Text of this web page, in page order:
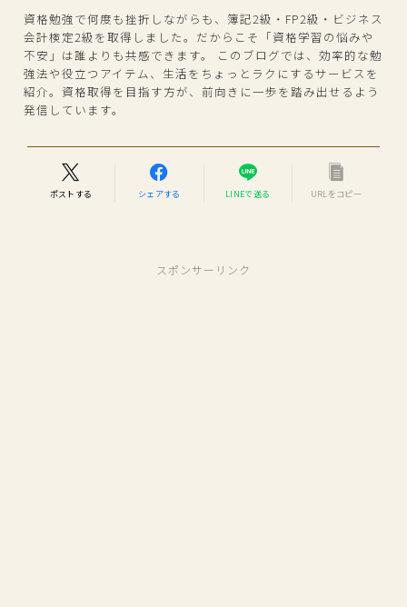
資格勉強で何度も挫折しながらも、簿記2級・FP2級・ビジネス
会計検定2級を取得しました。だからこそ「資格学習の悩みや
不安」は誰よりも共感できます。 このブログでは、効率的な勉
強法や役立つアイテム、生活をちょっとラクにするサービスを
紹介。資格取得を目指す方が、前向きに一歩を踏み出せるよう
発信しています。
ポストする シェアする LINEで送る URLをコピー
スポンサーリンク